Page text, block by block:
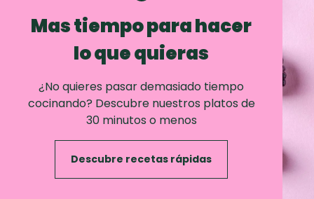
Mas tiempo para hacer
lo que quieras
¿No quieres pasar demasiado tiempo
cocinando? Descubre nuestros platos de
30 minutos o menos
Descubre recetas rápidas